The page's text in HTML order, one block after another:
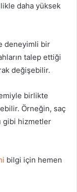
daha yüksek
deneyimli bir
talep ettiği
değişebilir.
birlikte
Örneğin, saç
gibi hizmetler
bilgi için hemen